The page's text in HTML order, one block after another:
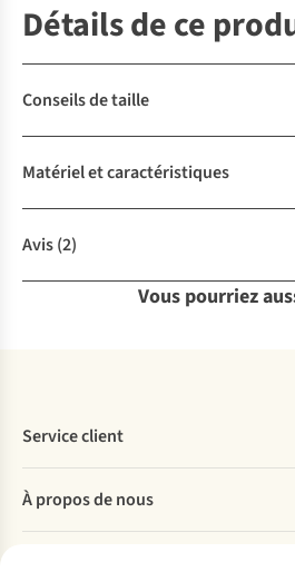
Détails de ce
Conseils de taille
Matériel et caractéristiques
Avis(2)
Vous pourriez
Service client
Commander
Payer
À propos de nous